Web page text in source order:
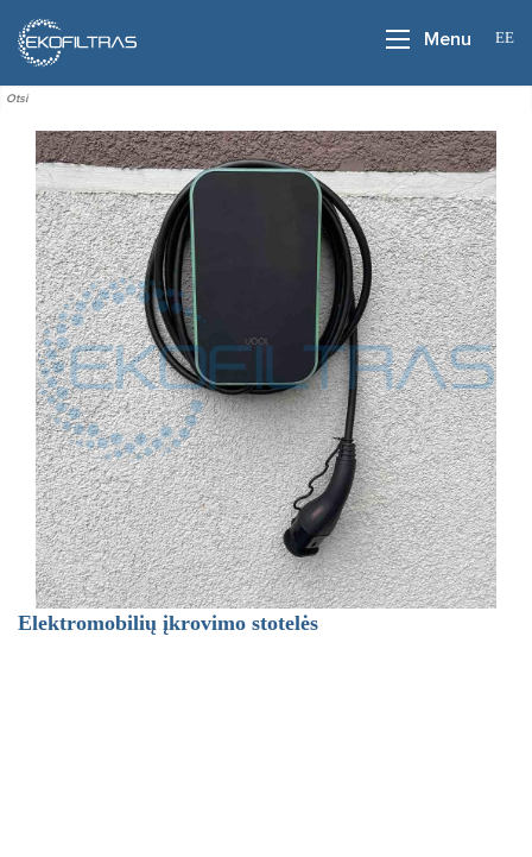
Menu EE
Elektromobilių įkrovimo stotelės